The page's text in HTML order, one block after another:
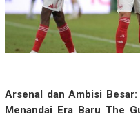
Arsenal dan Ambisi
Menandai Era Baru The